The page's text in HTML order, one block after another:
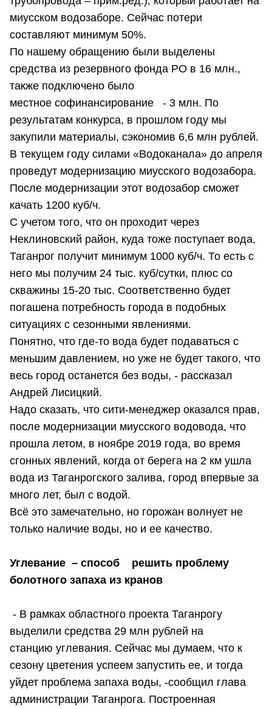
миусском водозаборе. Сейчас потери
составляют минимум 50%.
По нашему обращению были выделены
средства из резервного фонда РО в 16 млн.,
также подключено было
местное софинансирование - 3 млн. По
результатам конкурса, в прошлом году мы
закупили материалы, сэкономив 6,6 млн рублей.
В текущем году силами «Водоканала» до апреля
проведут модернизацию миусского водозабора.
После модернизации этот водозабор сможет
качать 1200 куб/ч.
С учетом того, что он проходит через
Неклиновский район, куда тоже поступает вода,
Таганрог получит минимум 1000 куб/ч. То есть с
него мы получим 24 тыс. куб/сутки, плюс со
скважины 15-20 тыс. Соответственно будет
погашена потребность города в подобных
ситуациях с сезонными явлениями.
Понятно, что где-то вода будет подаваться с
меньшим давлением, но уже не будет такого, что
весь город останется без воды, - рассказал
Андрей Лисицкий.
Надо сказать, что сити-менеджер оказался прав,
после модернизации миусского водовода, что
прошла летом, в ноябре 2019 года, во время
сгонных явлений, когда от берега на 2 км ушла
вода из Таганрогского залива, город впервые за
много лет, был с водой.
Всё это замечательно, но горожан волнует не
только наличие воды, но и ее качество.
Углевание – способ решить проблему
болотного запаха из кранов
- В рамках областного проекта Таганрогу
выделили средства 29 млн рублей на
станцию углевания. Сейчас мы думаем, что к
сезону цветения успеем запустить ее, и тогда
уйдет проблема запаха воды, -сообщил глава
администрации Таганрога. Построенная